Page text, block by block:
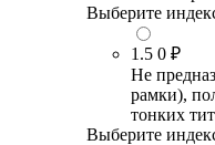
Выберите
1.5 0 ₽
Не
рамки),
тонких
Выберите